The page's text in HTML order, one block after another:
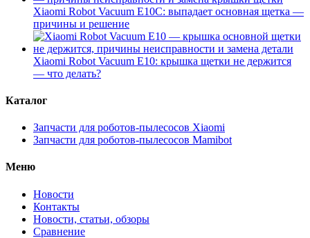
Xiaomi Robot Vacuum E10C: выпадает основная щетка —
причины и решение
Xiaomi Robot Vacuum E10: крышка щетки не держится
— что делать?
Каталог
Запчасти для роботов-пылесосов Xiaomi
Запчасти для роботов-пылесосов Mamibot
Меню
Новости
Контакты
Новости, статьи, обзоры
Сравнение